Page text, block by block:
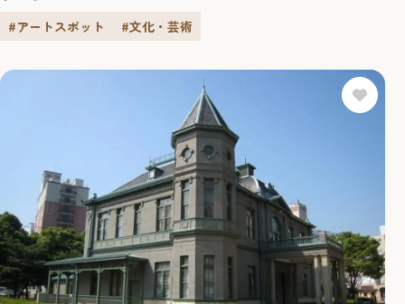
れた「第5回福岡アジア美術トリエンナーレ」に参加した
なものは自分の心...
#アートスポット #文化・芸術